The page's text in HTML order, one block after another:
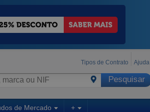
Tipos de Contrato Ajuda
de Mercado +